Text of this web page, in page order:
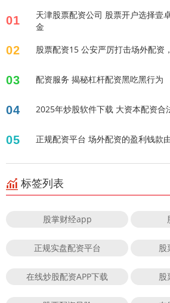
01
天津股票配资公司 股票开户选择壹
金
02 股票配资15 公安严厉打击场外配资
03 配资服务 揭秘杠杆配资黑吃黑行为
04 2025年炒股软件下载 大资本配资合
05 正规配资平台 场外配资的盈利
标签列表
股掌财经app
正规实盘配资平台 股
在线炒股配资APP下载 股